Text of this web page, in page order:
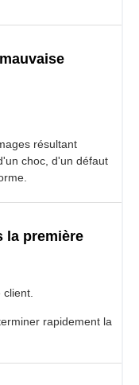
résultant
choc, d'un défaut
la première
rapidement la